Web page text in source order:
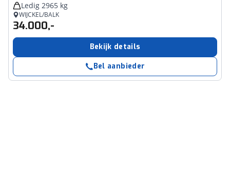
Ledig 2965 kg
WIJCKEL/BALK
34.000,-
Bekijk details
Bel aanbieder